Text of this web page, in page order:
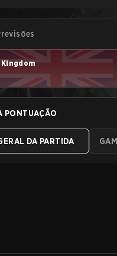
PONTUAÇÃO
DA PARTIDA